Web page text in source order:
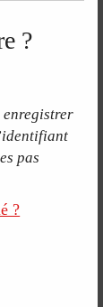
?
enregistrer
pas
?